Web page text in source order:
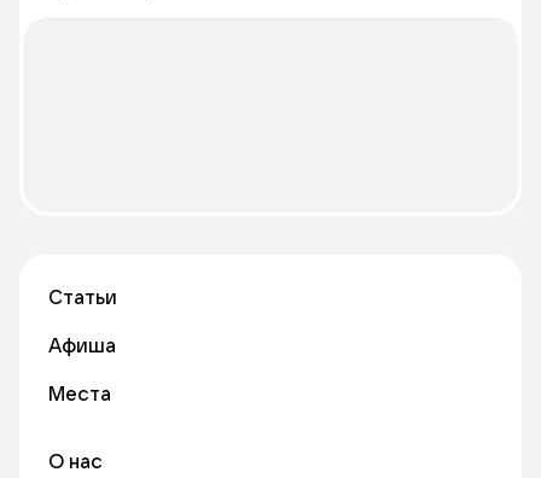
Статьи
Афиша
Места
О нас